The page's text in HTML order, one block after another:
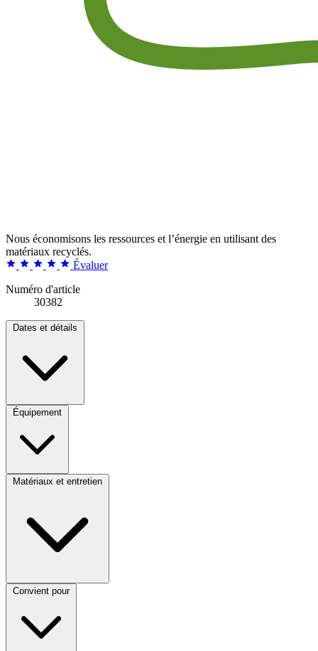
Nous économisons les ressources et l’énergie en utilisant des
matériaux recyclés.
Évaluer
Numéro d'article
30382
Dates et détails
Équipement
Matériaux et entretien
Convient pour